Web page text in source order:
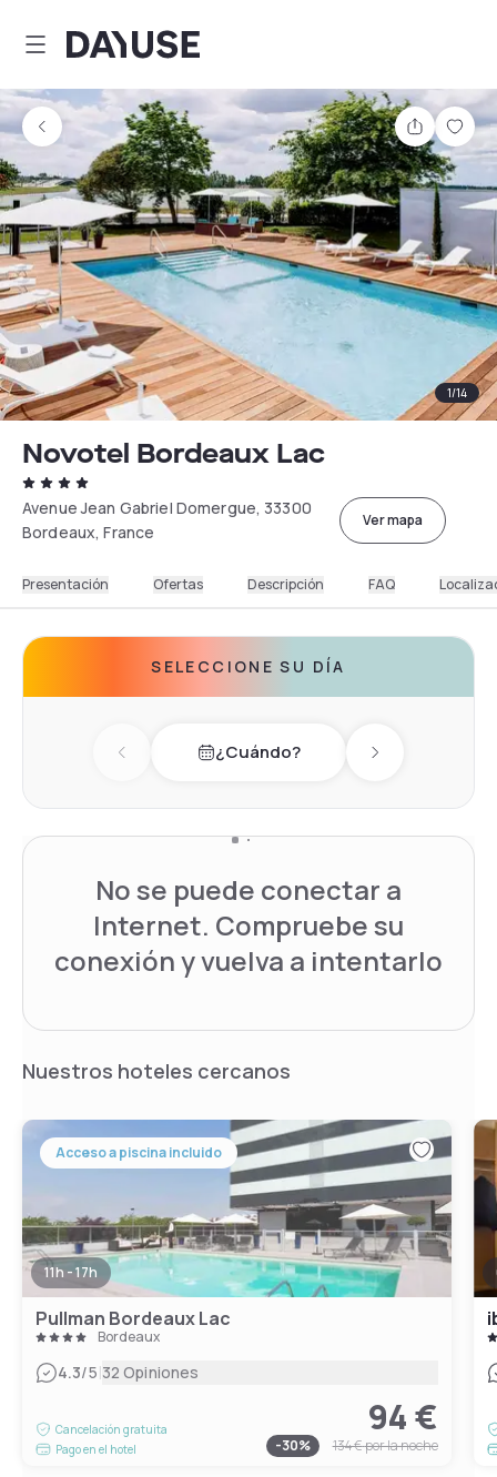
Dayuse
1/14
Novotel Bordeaux Lac
Avenue Jean Gabriel Domergue, 33300
Bordeaux, France
Ver mapa
Presentación Ofertas Descripción FAQ
SELECCIONE SU DÍA
Previous day¿Cuándo? Next day
No se puede conectar a
Internet. Compruebe su
conexión y vuelva a intentarlo
Nuestros hoteles cercanos
Acceso a piscina incluido
11h - 17h
Pullman Bordeaux Lac
Bordeaux
4.3/5|32 Opiniones
Cancelación gratuita
Pago en el hotel
94 €
-30% 134 €por la noche